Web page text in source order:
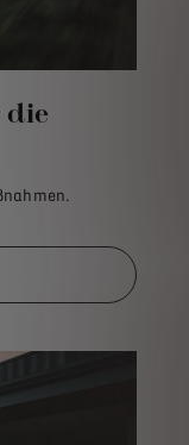
die